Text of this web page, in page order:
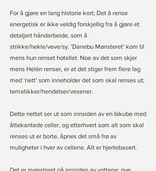
For å gjøre en lang historie kort; Det å rense
energetisk er ikke veldig forskjellig fra å gjøre et
detaljert håndarbeide, som å
strikke/hekle/veve/sy. 'Danebu Mønsteret' kom til
mens hun renset hotellet. Noe av det som skjer
mens Helén renser, er at det stiger frem flere lag
med ‘nett’ som inneholder det som skal renses ut;
tematikker/hendelser/vesener.
Dette nettet ser ut som innsiden av en bikube med
åttekantede celler, og etterhvert som alt som skal
renses ut er borte, åpnes det små frø av
muligheter i hver av cellene. Alt er hjertebasert.